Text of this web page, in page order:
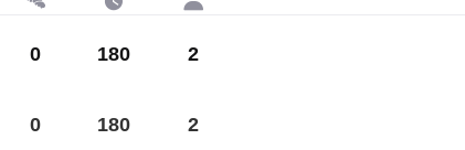
2
180
0
2
180
0